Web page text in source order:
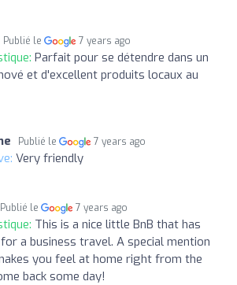
Publié le 7 years ago
Parfait pour se détendre dans un
et d'excellent produits locaux au
Publié le 7 years ago
Very friendly
Publié le 7 years ago
This is a nice little BnB that has
a business travel. A special mention
you feel at home right from the
back some day!